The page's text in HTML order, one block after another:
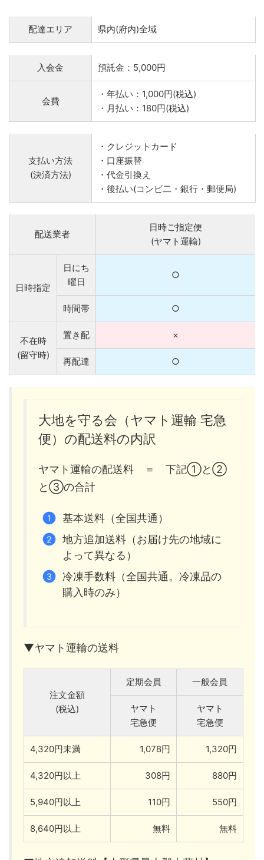
配達エリア 県内(府内)全域
入会金 預託金：5,000円
会費
・年払い：1,000円(税込)
・月払い：180円(税込)
支払い方法
(決済方法)
・クレジットカード
・口座振替
・代金引換え
・後払い(コンビ二・銀行・郵便局)
配送業者
日時ご指定便
(ヤマト運輸)
日時指定
日にち
曜日
○
時間帯 ○
不在時
(留守時)
置き配 ×
再配達 ○
大地を守る会（ヤマト運輸 宅急
便）の配送料の内訳
ヤマト運輸の配送料 ＝ 下記①と②
と③の合計
基本送料（全国共通）
地方追加送料（お届け先の地域に
よって異なる）
冷凍手数料（全国共通。冷凍品の
購入時のみ）
▼ヤマト運輸の送料
注文金額
(税込)
定期会員 一般会員
ヤマト
宅急便
ヤマト
宅急便
4,320円未満 1,078円 1,320円
4,320円以上 308円 880円
5,940円以上 110円 550円
8,640円以上 無料 無料